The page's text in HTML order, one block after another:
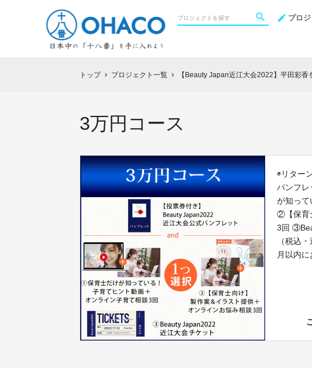
プロ
トップ chevron_right プロジェクト一覧 chevron_right 【Beauty Japan近江大会2022】平田彩
3万円コース
◉リター
パンフ
が知って
②【保育
3回
（税込
月以内